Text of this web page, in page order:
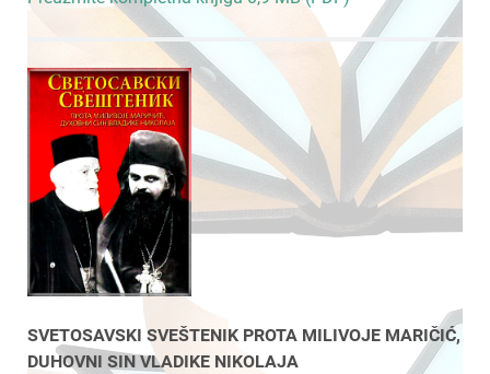
SVETOSAVSKI SVEŠTENIK PROTA MILIVOJE MARIČIĆ,
DUHOVNI SIN VLADIKE NIKOLAJA